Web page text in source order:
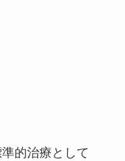
的治療として